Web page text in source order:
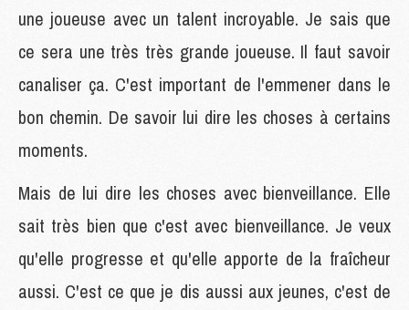
une joueuse avec un talent incroyable. Je sais que
ce sera une très très grande joueuse. Il faut savoir
canaliser ça. C'est important de l'emmener dans le
bon chemin. De savoir lui dire les choses à certains
moments.
Mais de lui dire les choses avec bienveillance. Elle
sait très bien que c'est avec bienveillance. Je veux
qu'elle progresse et qu'elle apporte de la fraîcheur
aussi. C'est ce que je dis aussi aux jeunes, c'est de